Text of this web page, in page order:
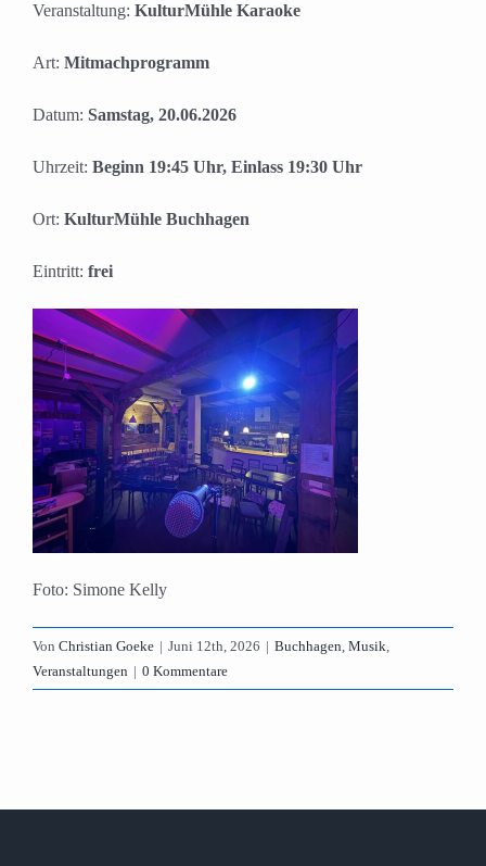
Veranstaltung: KulturMühle Karaoke
Art: Mitmachprogramm
Datum: Samstag, 20.06.2026
Uhrzeit: Beginn 19:45 Uhr, Einlass 19:30 Uhr
Ort: KulturMühle Buchhagen
Eintritt: frei
Foto: Simone Kelly
Von Christian Goeke | Juni 12th, 2026 | Buchhagen, Musik,
Veranstaltungen | 0 Kommentare